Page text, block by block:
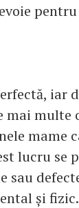
iar
mai
mame
lucru se
și fizic.